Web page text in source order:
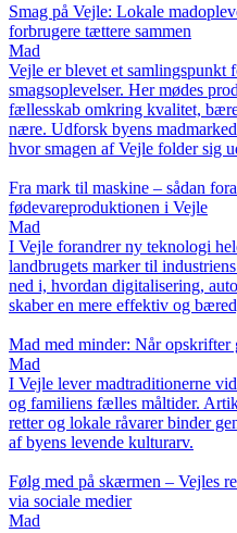
Smag på Vejle: Lokale
forbrugere tættere sammen
Mad
Vejle er blevet et samlingspunkt
smagsoplevelser. Her mødes
fællesskab omkring kvalitet,
nære. Udforsk byens
hvor smagen af Vejle folder sig
Fra mark til maskine – sådan
fødevareproduktionen i Vejle
Mad
I Vejle forandrer ny teknologi
landbrugets marker til
ned i, hvordan digitalisering,
skaber en mere effektiv og
Mad med minder: Når
Mad
I Vejle lever madtraditionerne
og familiens fælles måltider.
retter og lokale råvarer binder
af byens levende kulturarv.
Følg med på skærmen – Vejles
via sociale medier
Mad